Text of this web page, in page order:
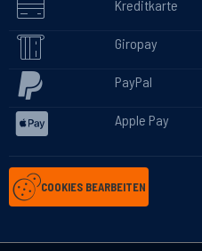
Kreditkarte
Giropay
PayPal
Apple Pay
COOKIES BEARBEITEN